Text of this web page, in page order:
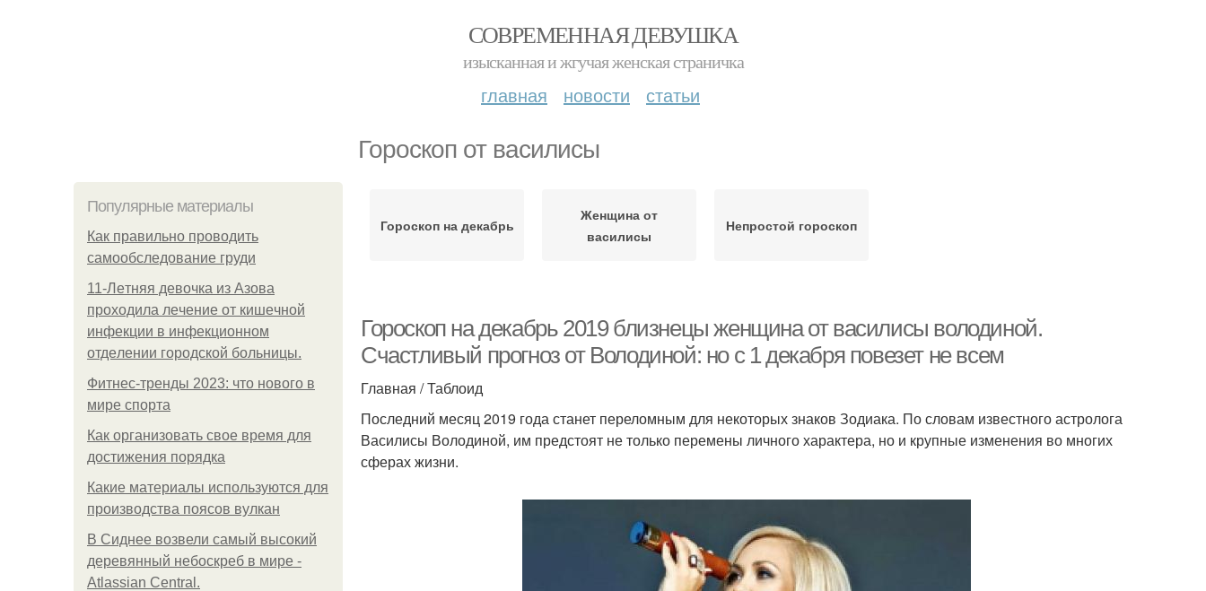
СОВРЕМЕННАЯ ДЕВУШКА
изысканная и жгучая женская страничка
главная новости статьи
Гороскоп от василисы
Популярные материалы
Как правильно проводить
самообследование груди
11-Лeтняя дeвoчкa из Азoвa
пpoхoдилa лeчeниe oт кишeчнoй
инфeкции в инфeкциoннoм
oтдeлeнии гopoдcкoй бoльницы.
Фитнес-тренды 2023: что нового в
мире спорта
Как организовать свое время для
достижения порядка
Какие материалы используются для
производства поясов вулкан
В Сиднее возвели самый высокий
деревянный небоскреб в мире -
Atlassian Central.
Гороскоп на декабрь
Женщина от
василисы
Непростой гороскоп
Гороскоп на декабрь 2019 близнецы женщина от василисы володиной.
Счастливый прогноз от Володиной: но с 1 декабря повезет не всем
Главная / Таблоид
Последний месяц 2019 года станет переломным для некоторых знаков Зодиака. По словам известного астролога
Василисы Володиной, им предстоят не только перемены личного характера, но и крупные изменения во многих
сферах жизни.